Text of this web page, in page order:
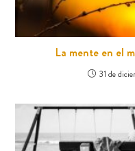
La mente en el
31 de